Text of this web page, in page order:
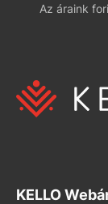
Az áraink
KELLO